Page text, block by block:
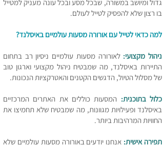
גדול ומיושב במשורה, שבכל מסע ובכל עונה מעניק למטייל
בו רצון שלא להפסיק לטייל לעולם.
למה כדאי לטייל עם אורורה מסעות עולמיים באיסלנד?
ניהול מקצועי:לאורורה מסעות עולמיים ניסיון רב בתחום
התיירות באיסלנד, מה שמבטיח ניהול מקצועי וארגון טוב
של מסלול הטיול, הדגשים הקטנים והאטרקציות הנכונות.
כלול בתוכנית: המסעות כוללים את האתרים המרכזיים
באיסלנד ופעילויות מגוונות, מה שמבטיח שלא תחמיצו את
החוויות המרהיבות ביותר.
תפירה אישית: אנחנו יודעים באורורה מסעות עולמיים שלא